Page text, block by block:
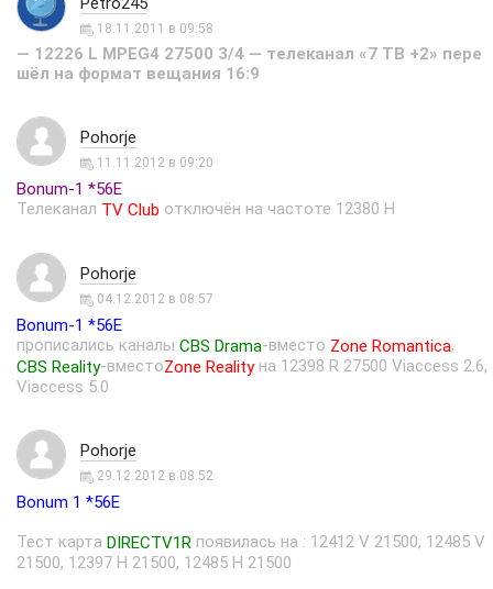
18.11.2011 в 09:58
— 12226 L MPEG4 27500 3/4 — телеканал «7 ТВ +2» пере
шёл на формат вещания 16:9
Pohorje
11.11.2012 в 09:20
Bonum-1 *56E
Телеканал TV Club отключён на частоте 12380 H
Pohorje
04.12.2012 в 08:57
Bonum-1 *56E
прописались каналы CBS Drama-вместо Zone Romantica,
CBS Reality-вместоZone Realityна 12398 R 27500 Viaccess 2.6,
Viaccess 5.0
Pohorje
29.12.2012 в 08:52
Bonum 1 *56E
Тест карта DIRECTV1R появилась на : 12412 V 21500, 12485 V
21500, 12397 H 21500, 12485 H 21500